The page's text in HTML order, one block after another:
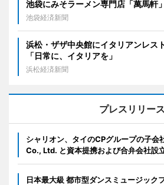
池袋にみそラーメン専門店「萬馬
池袋経済新聞
浜松・ザザ中央館にイタリアンレ
「日常に、イタリアを」
浜松経済新聞
プレスリリース
シャリオン、タイのCPグループの子会
Co., Ltd. と資本提携および合弁会社設
日本最大級 都市型ダンスミュージック